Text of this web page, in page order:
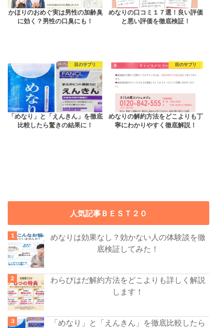
かほりのおめぐ実は男性の加齢臭
に効く？男性の口臭にも！
めなりの口コミ１７選！良い評価
と悪い評価を徹底検証！
目のサプリ
「めなり」と「えんきん」を徹底
比較したら驚きの結果に！
目のサプリ
めなりの解約方法をどこよりも丁
寧にわかりやすく徹底解説！
人気記事ＢＥＳＴ２０
めなりは効果なし？効かない人の体験談を徹
底検証してみた！
わらびはだ解約方法をどこよりも詳しく解説
します！
「めなり」と「えんきん」を徹底比較したら